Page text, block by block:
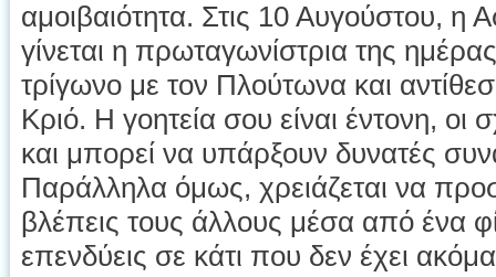
αμοιβαιότητα. Στις 10 Αυγούστου, η
γίνεται η πρωταγωνίστρια της
τρίγωνο με τον Πλούτωνα και
Κριό. Η γοητεία σου είναι έντονη, οι
και μπορεί να υπάρξουν δυνατές
Παράλληλα όμως, χρειάζεται να
βλέπεις τους άλλους μέσα από ένα
επενδύεις σε κάτι που δεν έχει